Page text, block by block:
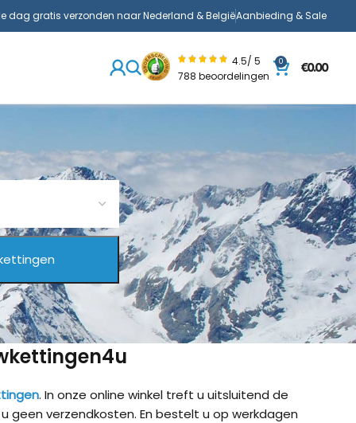
dag gratis verzonden naar Nederland & BelgiëAanbieding & Sale
4.5/ 5
788 beoordelingen
0
€0.00
. In onze online winkel treft u uitsluitend de
geen verzendkosten. En bestelt u op werkdagen